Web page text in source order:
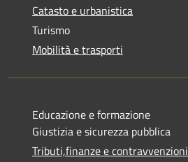
Catasto e urbanistica
Turismo
Mobilità e trasporti
Educazione e formazione
Giustizia e sicurezza pubblica
Tributi,finanze e contravvenzioni